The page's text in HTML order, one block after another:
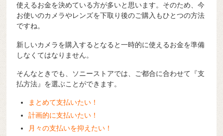
使えるお金を決めている方が多いと思います。そのため、今
お使いのカメラやレンズを下取り後のご購入もひとつの方法
ですね。
新しいカメラを購入するとなると一時的に使えるお金を準備
しなくてはなりません。
そんなときでも、ソニーストアでは、ご都合に合わせて『支
払方法』を選ぶことができます。
まとめて支払いたい！
計画的に支払いたい！
月々の支払いを抑えたい！